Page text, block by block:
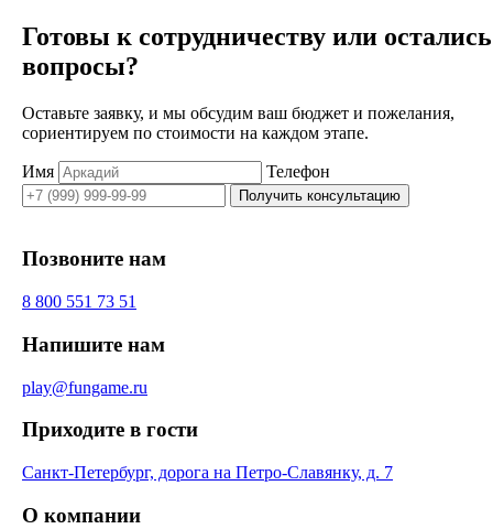
Готовы к сотрудничеству или остались
вопросы?
Оставьте заявку, и мы обсудим ваш бюджет и пожелания,
сориентируем по стоимости на каждом этапе.
Имя Телефон
Получить консультацию
Позвоните нам
8 800 551 73 51
Напишите нам
play@fungame.ru
Приходите в гости
Санкт-Петербург, дорога на Петро-Славянку, д. 7
О компании